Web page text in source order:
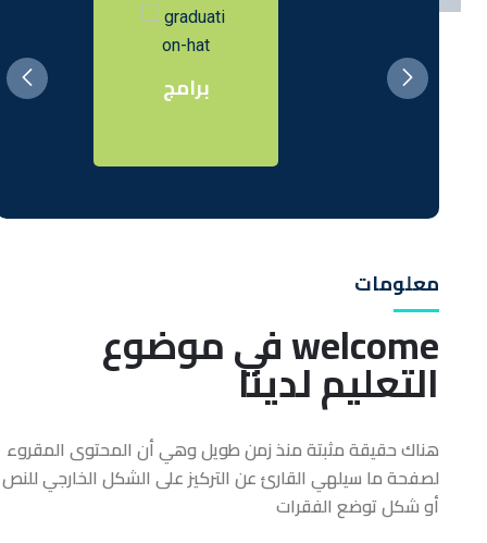
برامج
welcome في موضوع
التعليم لدينا
معلومات
هناك حقيقة مثبتة منذ زمن طويل وهي أن المحتوى المقروء
لصفحة ما سيلهي القارئ عن التركيز على الشكل الخارجي للنص
أو شكل توضع الفقرات